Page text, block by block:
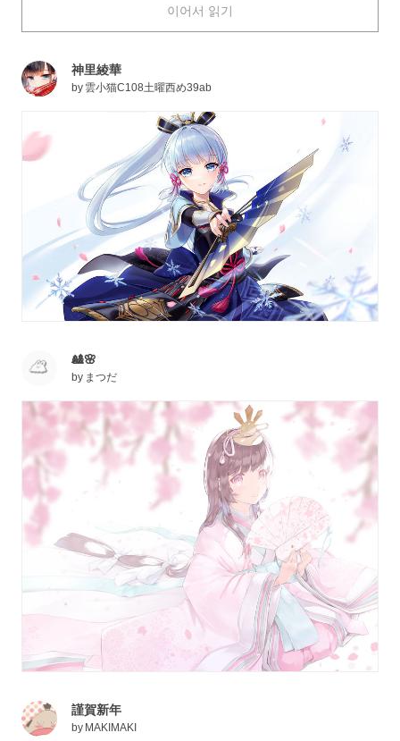
as weapons! Practical and deadly, can’t beat that.
Temari (fromNaruto) is an expert at blowing enemies
whole new level.
Are you a fan of any of the illustrations below?
이어서 읽기
神里綾華
by 雲小猫C108土曜西め39ab
🎎🌸
by まつだ
謹賀新年
by MAKIMAKI